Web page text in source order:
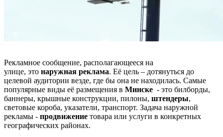
Рекламное сообщение, располагающееся на
улице, это наружная реклама. Её цель – дотянуться до
целевой аудитории везде, где бы она не находилась. Самые
популярные виды её размещения в Минске - это билборды,
баннеры, крышные конструкции, пилоны, штендеры,
световые короба, указатели, транспорт. Задача наружной
рекламы - продвижение товара или услуги в конкретных
географических районах.